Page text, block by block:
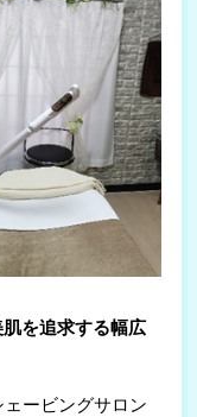
を追求する幅広
ービングサロン